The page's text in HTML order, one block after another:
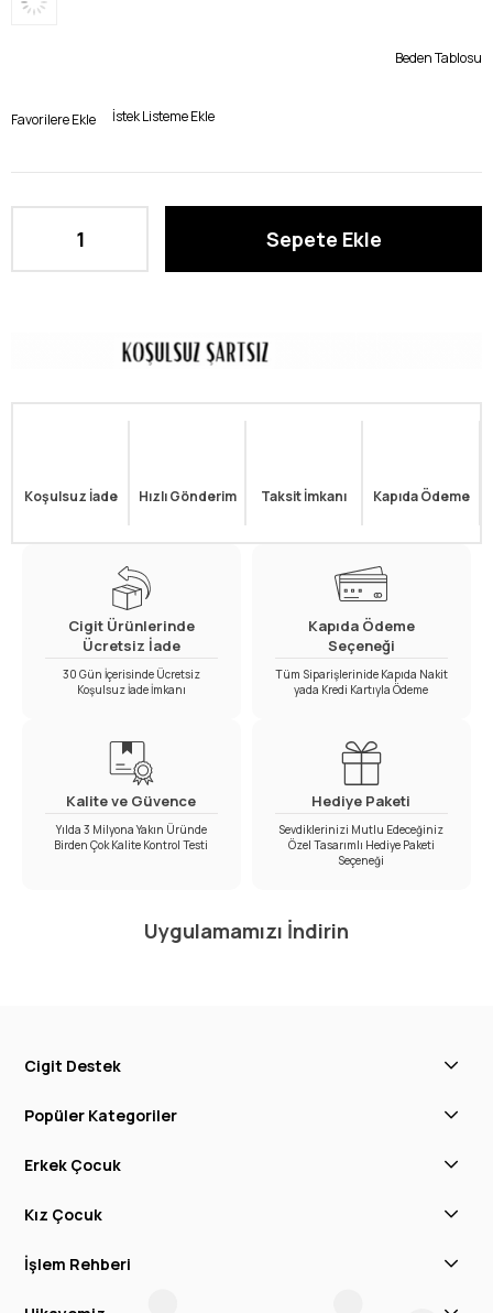
Beden Tablosu
Favorilere Ekle İstek Listeme Ekle
Koşulsuz İade Hızlı Gönderim Taksit İmkanı Kapıda Ödeme
Cigit Ürünlerinde
Ücretsiz İade
30 Gün İçerisinde Ücretsiz
Koşulsuz İade İmkanı
Kapıda Ödeme
Seçeneği
Tüm Siparişlerinide Kapıda Nakit
yada Kredi Kartıyla Ödeme
Kalite ve Güvence
Yılda 3 Milyona Yakın Üründe
Birden Çok Kalite Kontrol Testi
Hediye Paketi
Sevdiklerinizi Mutlu Edeceğiniz
Özel Tasarımlı Hediye Paketi
Seçeneği
Uygulamamızı İndirin
Cigit Destek
Popüler Kategoriler
Erkek Çocuk
Kız Çocuk
İşlem Rehberi